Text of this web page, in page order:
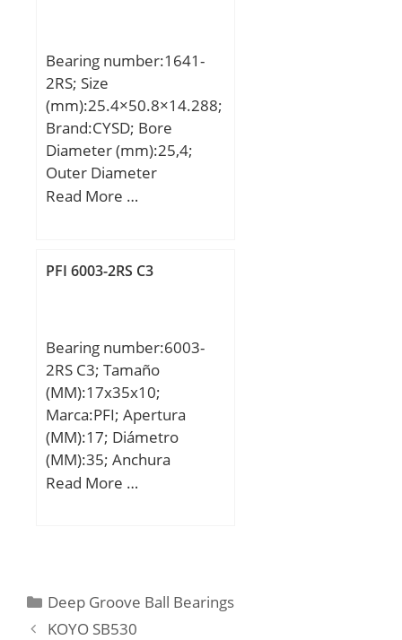
Bearing number:1641-
2RS; Size
(mm):25.4×50.8×14.288;
Brand:CYSD; Bore
Diameter (mm):25,4;
Outer Diameter
(mm):50,8; Width
mm; C:14,288 mm; r
(C):14,02 kN;
Read More …
PFI 6003-2RS C3
Bearing number:6003-
2RS C3; Tamaño
(MM):17x35x10;
Marca:PFI; Apertura
(MM):17; Diámetro
(MM):35; Anchura
(MM):10; d:17 mm; D:35
Read More …
Categories
Deep Groove Ball Bearings
KOYO SB530